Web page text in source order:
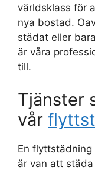
världsklass för
nya bostad.
städat eller
är våra
till.
Tjänster
vår
En
är van att